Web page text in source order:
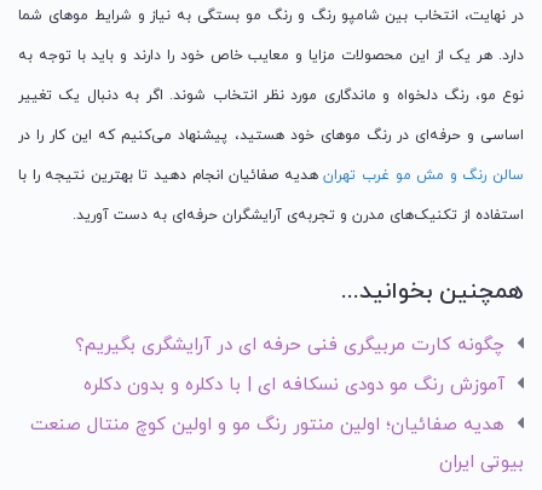
در نهایت، انتخاب بین شامپو رنگ و رنگ مو بستگی به نیاز و شرایط موهای شما
دارد. هر یک از این محصولات مزایا و معایب خاص خود را دارند و باید با توجه به
نوع مو، رنگ دلخواه و ماندگاری مورد نظر انتخاب شوند. اگر به دنبال یک تغییر
اساسی و حرفه‌ای در رنگ موهای خود هستید، پیشنهاد می‌کنیم که این کار را در
سالن رنگ و مش مو غرب تهرانهدیه صفائیان انجام دهید تا بهترین نتیجه را با
استفاده از تکنیک‌های مدرن و تجربه‌ی آرایشگران حرفه‌ای به دست آورید.
همچنین بخوانید...
چگونه کارت مربیگری فنی حرفه ای در آرایشگری بگیریم؟
آموزش رنگ مو دودی نسکافه ای | با دکلره و بدون دکلره
هدیه صفائیان؛ اولین منتور رنگ مو و اولین کوچ منتال صنعت
بیوتی ایران